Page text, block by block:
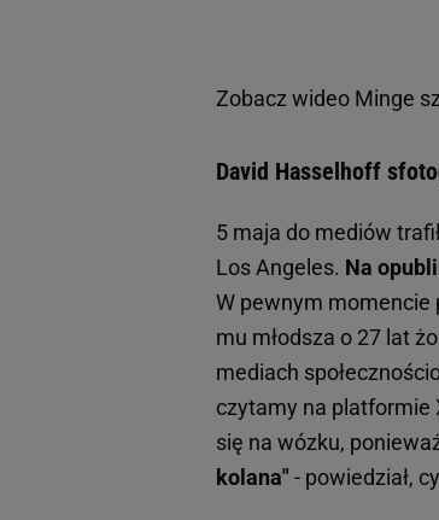
Zobacz wideo Minge
David Hasselhoff
5 maja do mediów
Los Angeles. Na
W pewnym momencie
mu młodsza o 27 lat
mediach
czytamy na platformie
się na wózku,
kolana" - powiedział,